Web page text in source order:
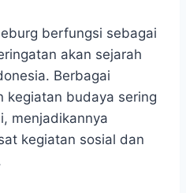
berfungsi sebagai
akan sejarah
Berbagai
kegiatan budaya sering
menjadikannya
kegiatan sosial dan